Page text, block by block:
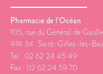
Pharmacie de l’Océan
105, rue du Général de Gaulle
974 34 Saint-Gilles-les-
Tel : 02 62 24 45 49
Fax : 02 62 24 59 70